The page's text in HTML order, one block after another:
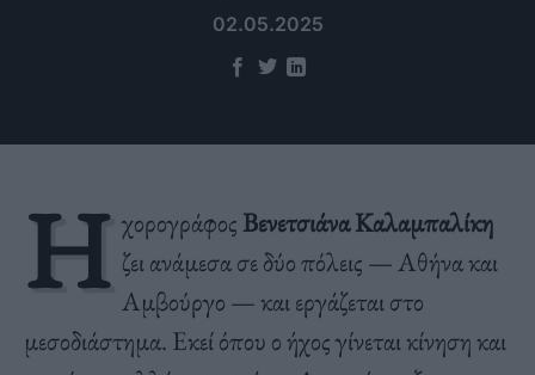
02.05.2025
Η χορογράφοςΒενετσιάνα Καλαμπαλίκη
ζει ανάμεσα σε δύο πόλεις — Αθήνα και
Αμβούργο — και εργάζεται στο
μεσοδιάστημα. Εκεί όπου ο ήχος γίνεται κίνηση και